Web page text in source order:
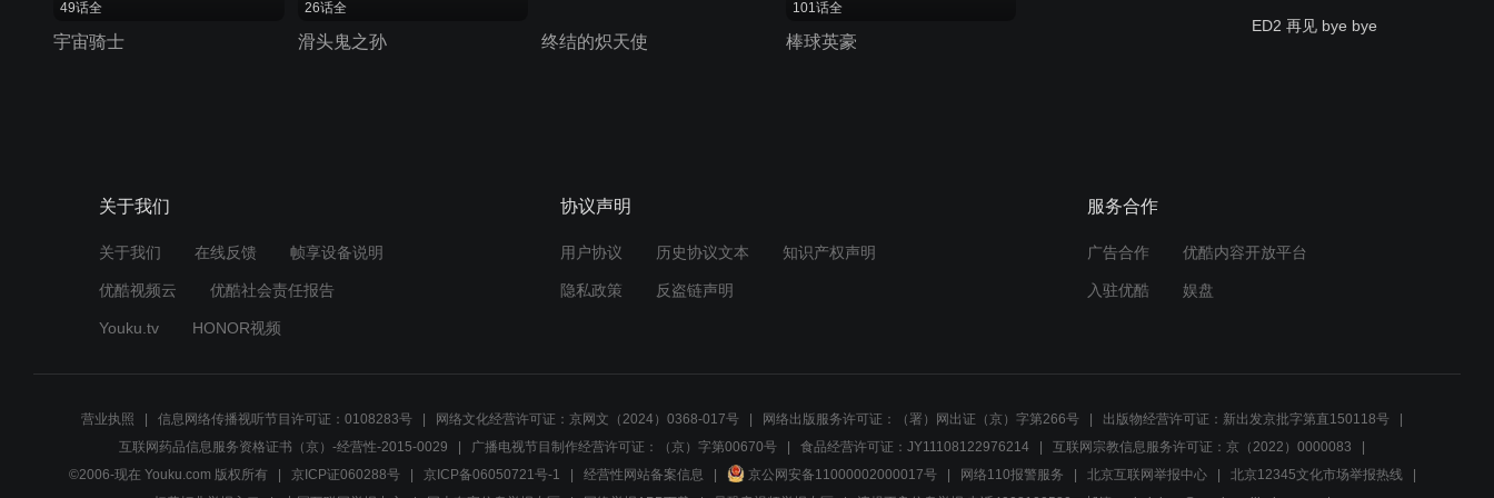
ED2 再见 bye bye
49话全
宇宙骑士
26话全
滑头鬼之孙 终结的炽天使
101话全
棒球英豪
关于我们
关于我们 在线反馈 帧享设备说明
优酷视频云 优酷社会责任报告
Youku.tv HONOR视频
协议声明
用户协议 历史协议文本 知识产权声明
隐私政策 反盗链声明
服务合作
广告合作 优酷内容开放平台
入驻优酷 娱盘
营业执照 信息网络传播视听节目许可证：0108283号 网络文化经营许可证：京网文（2024）0368-017号 网络出版服务许可证：（署）网出证（京）字第266号
出版物经营许可证：新出发京批字第直150118号
互联网药品信息服务资格证书（京）-经营性-2015-0029
广播电视节目制作经营许可证：（京）字第00670号 食品经营许可证：JY11108122976214
互联网宗教信息服务许可证：京（2022）0000083
©2006-现在 Youku.com 版权所有
京ICP证060288号 京ICP备06050721号-1 经营性网站备案信息 京公网安备11000002000017号 网络110报警服务 北京互联网举报中心
北京12345文化市场举报热线